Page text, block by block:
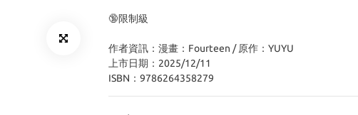
🔞限制級
作者資訊：漫畫：Fourteen / 原作：YUYU
上市日期：2025/12/11
ISBN：9786264358279